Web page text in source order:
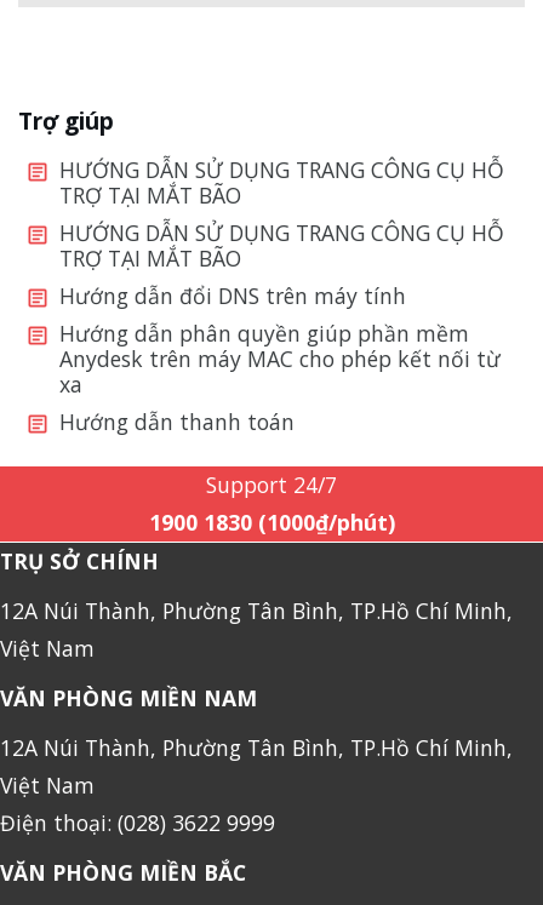
Trợ giúp
HƯỚNG DẪN SỬ DỤNG TRANG CÔNG CỤ HỖ
TRỢ TẠI MẮT BÃO
HƯỚNG DẪN SỬ DỤNG TRANG CÔNG CỤ HỖ
TRỢ TẠI MẮT BÃO
Hướng dẫn đổi DNS trên máy tính
Hướng dẫn phân quyền giúp phần mềm
Anydesk trên máy MAC cho phép kết nối từ
xa
Hướng dẫn thanh toán
Support 24/7
1900 1830 (1000₫/phút)
TRỤ SỞ CHÍNH
12A Núi Thành, Phường Tân Bình, TP.Hồ Chí Minh,
Việt Nam
VĂN PHÒNG MIỀN NAM
12A Núi Thành, Phường Tân Bình, TP.Hồ Chí Minh,
Việt Nam
Điện thoại: (028) 3622 9999
VĂN PHÒNG MIỀN BẮC